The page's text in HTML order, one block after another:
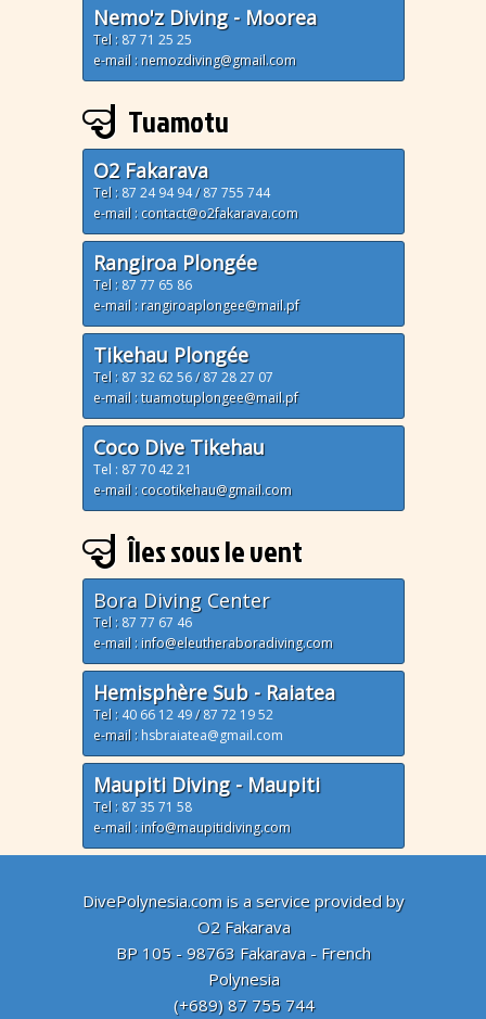
Nemo'z Diving - Moorea
Tel : 87 71 25 25
e-mail : nemozdiving@gmail.com
Tuamotu
O2 Fakarava
Tel : 87 24 94 94/87 755 744
e-mail : contact@o2fakarava.com
Rangiroa Plongée
Tel : 87 77 65 86
e-mail : rangiroaplongee@mail.pf
Tikehau Plongée
Tel : 87 32 62 56/87 28 27 07
e-mail : tuamotuplongee@mail.pf
Coco Dive Tikehau
Tel : 87 70 42 21
e-mail : cocotikehau@gmail.com
Îles sous le vent
Bora Diving Center
Tel : 87 77 67 46
e-mail : info@eleutheraboradiving.com
Hemisphère Sub - Raiatea
Tel : 40 66 12 49/87 72 19 52
e-mail : hsbraiatea@gmail.com
Maupiti Diving - Maupiti
Tel : 87 35 71 58
e-mail : info@maupitidiving.com
DivePolynesia.com is a service provided by
O2 Fakarava
BP 105 - 98763 Fakarava - French
Polynesia
(+689) 87 755 744